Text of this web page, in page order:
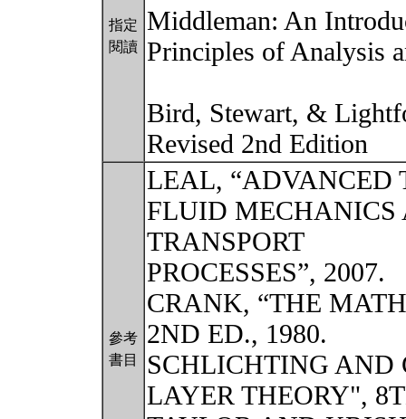
指定
閱讀
Middleman: An
Principles of Analysis
Bird, Stewart, &
Revised 2nd Edition
參考
書目
LEAL, “ADVANCED
FLUID
TRANSPORT
PROCESSES”, 2007.
CRANK, “THE
2ND ED., 1980.
SCHLICHTING AND
LAYER THEORY",